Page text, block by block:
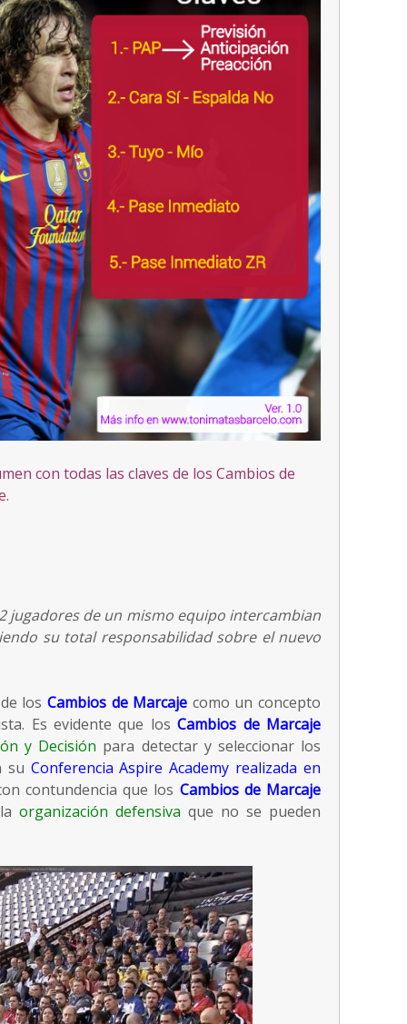
con todas las claves de los Cambios de
jugadores de un mismo equipo intercambian
su total responsabilidad sobre el nuevo
los Cambios de Marcaje como un concepto
Es evidente que losCambios de Marcaje
y Decisión para detectar y seleccionar los
su Conferencia Aspire Academy realizada en
contundencia que los Cambios de Marcaje
organización defensiva que no se pueden